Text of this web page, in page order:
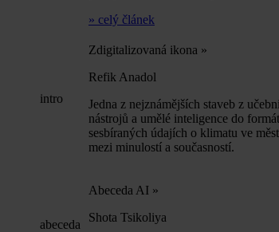
» celý článek
intro
Zdigitalizovaná ikona »
Refik Anadol
Jedna z nejznámějších staveb z
nástrojů a umělé inteligence do
sesbíraných údajích o klimatu ve
mezi minulostí a současností.
abeceda
Abeceda AI »
Shota Tsikoliya